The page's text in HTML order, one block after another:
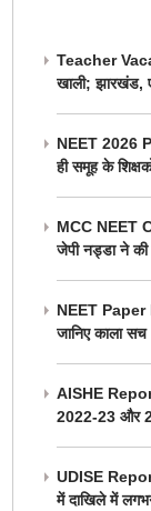
Teacher
खाली; झारखंड,
NEET 2026
ही समूह के
MCC NEET
जेपी नड्डा ने की
NEET Paper
जानिए काला सच
AISHE
2022-23 और
UDISE
में दाखिले में